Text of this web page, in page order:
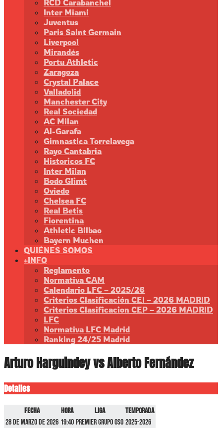
RCD Carabanchel
Inter Miami
Juventus
Paris Saint Germain
Liverpool
Mirandés
Portu Athletic
Zaragoza
Crystal Palace
Valladolid
Manchester City
Real Sociedad
AC Milan
Al-Garafa
Gimnastica Torrelavega
Rayo Cantabria
Historicos FC
Inter Milan
Bodo Glimt
Oviedo
Chelsea FC
Real Betis
Fiorentina
Athletic Bilbao
Bayern Muchen
QUIÉNES SOMOS
+INFO
Reglamento
Normativa CAM
Calendario LFC – 2025/26
Criterios Clasificación CEI – 2026 MADRID
Criterios Clasificacion CEP – 2026 MADRID
LFC
Normativa LFC Madrid
Ranking 24/25 Madrid
Arturo Harguindey vs Alberto Fernández
Detalles
Fecha Hora Liga
Temporada
28 de marzo de 2026 19:40 Premier GRUPO OSO 2025-2026